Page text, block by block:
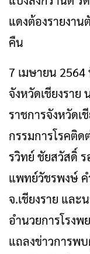
แดงต้องรายงาน
คืน
7 เมษายน
จังหวัดเชียงรา
ราชการจังหวัดเ
กรรมการโรคติด
รวิทย์ ชัยสวัสดิ์ ร
แพทย์วัชรพงษ์
จ.เชียงราย และ
อำนวยการโรงพ
แถลงข่าวการพ